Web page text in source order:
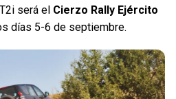
será el Cierzo Rally Ejército
días 5-6 de septiembre.